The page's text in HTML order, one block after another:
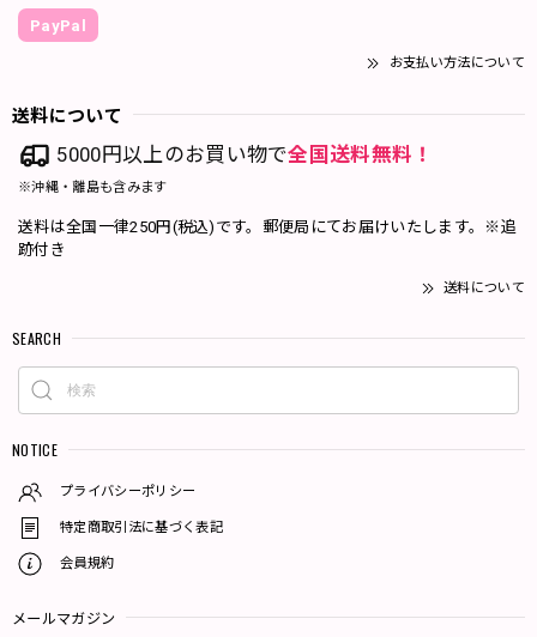
PayPal
お支払い方法について
送料について
5000円以上のお買い物で全国送料無料！
※沖縄・離島も含みます
送料は全国一律250円(税込)です。郵便局にてお届けいたします。※追
跡付き
送料について
SEARCH
NOTICE
プライバシーポリシー
特定商取引法に基づく表記
会員規約
メールマガジン